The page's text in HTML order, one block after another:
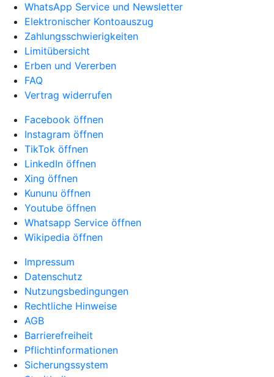
WhatsApp Service und Newsletter
Elektronischer Kontoauszug
Zahlungsschwierigkeiten
Limitübersicht
Erben und Vererben
FAQ
Vertrag widerrufen
Facebook öffnen
Instagram öffnen
TikTok öffnen
LinkedIn öffnen
Xing öffnen
Kununu öffnen
Youtube öffnen
Whatsapp Service öffnen
Wikipedia öffnen
Impressum
Datenschutz
Nutzungsbedingungen
Rechtliche Hinweise
AGB
Barrierefreiheit
Pflichtinformationen
Sicherungssystem